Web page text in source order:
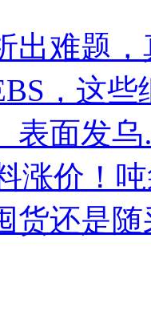
出难题
，这
表面发
涨价！
货还是随